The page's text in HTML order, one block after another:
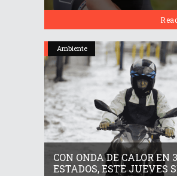
Ambiente
CON ONDA DE CALOR EN 3
ESTADOS, ESTE JUEVES